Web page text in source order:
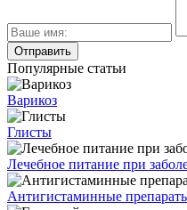
Популярные статьи
Варикоз
Глисты
Лечебное питание при
Антигистаминные